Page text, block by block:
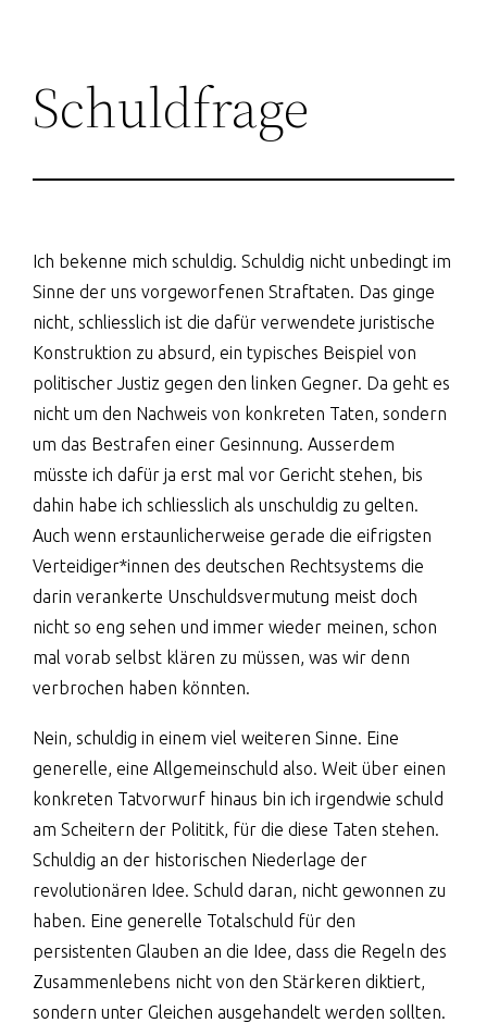
Schuldfrage
Ich bekenne mich schuldig. Schuldig nicht unbedingt im
Sinne der uns vorgeworfenen Straftaten. Das ginge
nicht, schliesslich ist die dafür verwendete juristische
Konstruktion zu absurd, ein typisches Beispiel von
politischer Justiz gegen den linken Gegner. Da geht es
nicht um den Nachweis von konkreten Taten, sondern
um das Bestrafen einer Gesinnung. Ausserdem
müsste ich dafür ja erst mal vor Gericht stehen, bis
dahin habe ich schliesslich als unschuldig zu gelten.
Auch wenn erstaunlicherweise gerade die eifrigsten
Verteidiger*innen des deutschen Rechtsystems die
darin verankerte Unschuldsvermutung meist doch
nicht so eng sehen und immer wieder meinen, schon
mal vorab selbst klären zu müssen, was wir denn
verbrochen haben könnten.
Nein, schuldig in einem viel weiteren Sinne. Eine
generelle, eine Allgemeinschuld also. Weit über einen
konkreten Tatvorwurf hinaus bin ich irgendwie schuld
am Scheitern der Polititk, für die diese Taten stehen.
Schuldig an der historischen Niederlage der
revolutionären Idee. Schuld daran, nicht gewonnen zu
haben. Eine generelle Totalschuld für den
persistenten Glauben an die Idee, dass die Regeln des
Zusammenlebens nicht von den Stärkeren diktiert,
sondern unter Gleichen ausgehandelt werden sollten.